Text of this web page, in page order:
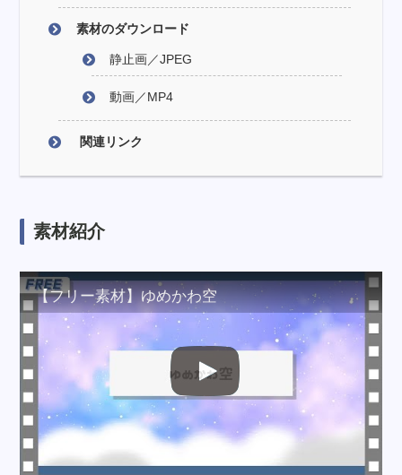
素材のダウンロード
静止画／JPEG
動画／MP4
関連リンク
素材紹介
【フリー素材】ゆめかわ空